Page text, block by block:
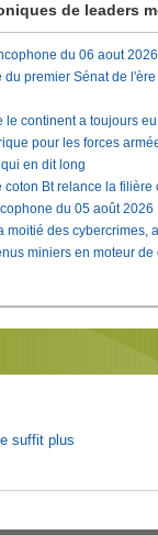
de leaders
du 06 aout 2026
premier Sénat de
le continent a toujours
pour les forces
en dit long
Bt relance la filière
du 05 août 2026
moitié des cybercrimes,
miniers en moteur
suffit plus